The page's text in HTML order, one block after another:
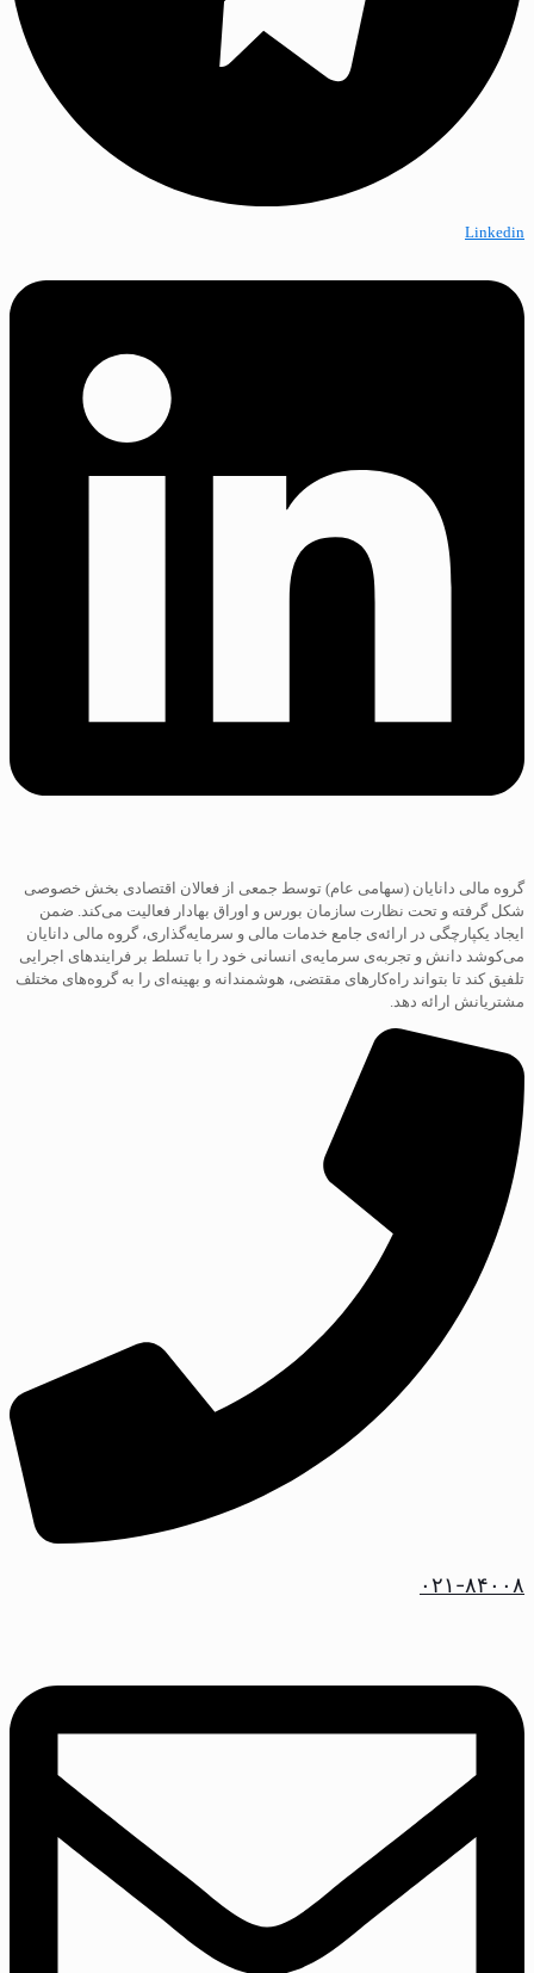
Linkedin
گروه مالی دانایان (سهامی عام) توسط جمعی از فعالان اقتصادی بخش خصوصی
شکل گرفته و تحت نظارت سازمان بورس و اوراق بهادار فعالیت می‌کند. ضمن
ایجاد یکپارچگی در ارائه‌ی جامع خدمات مالی و سرمایه‌گذاری، گروه مالی دانایان
می‌کوشد دانش و تجربه‌ی سرمایه‌ی انسانی خود را با تسلط بر فرایند‌های اجرایی
تلفیق کند تا بتواند راه‌کارهای مقتضی، هوشمندانه و بهینه‌ای را به گروه‌های مختلف
مشتریانش ارائه دهد.
۰۲۱-۸۴۰۰۸